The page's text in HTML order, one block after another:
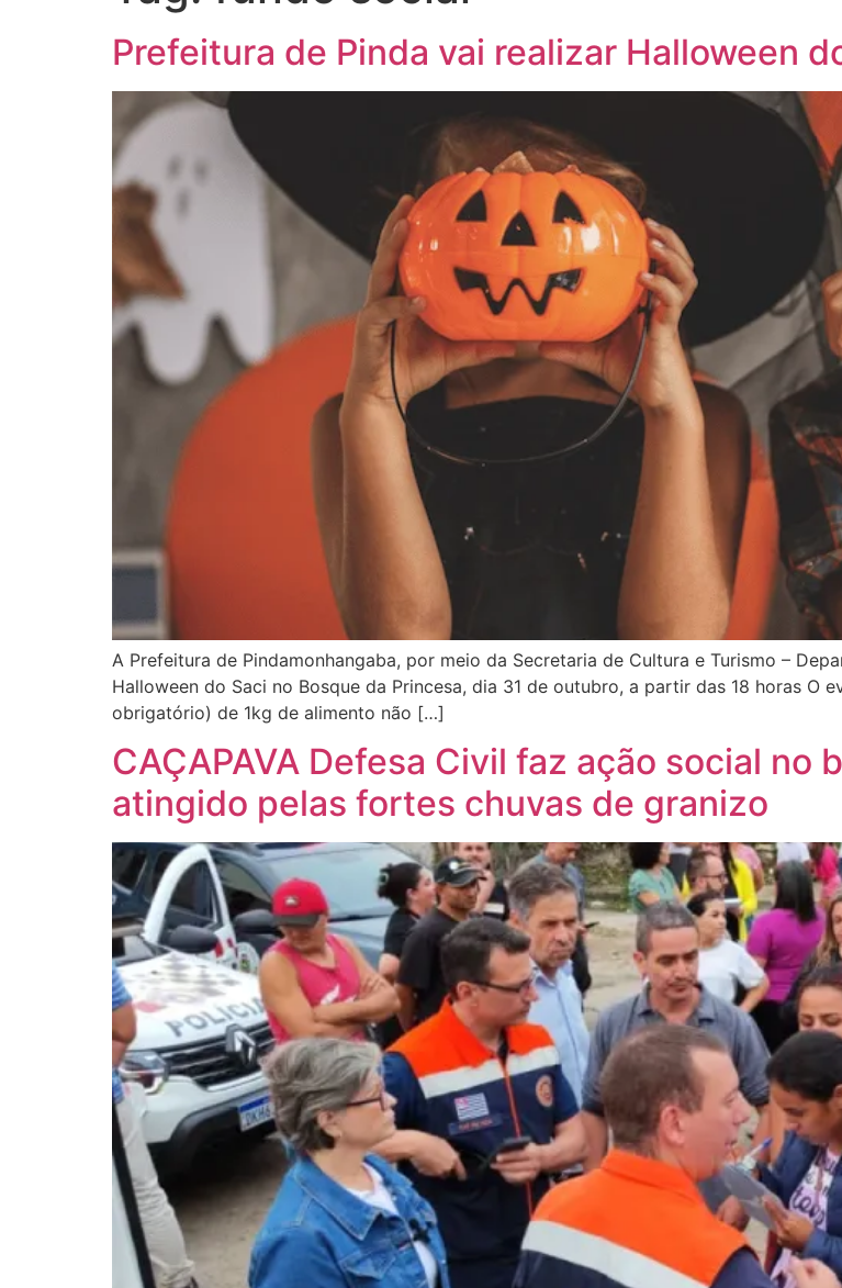
Prefeitura de Pinda vai realizar Halloween
A Prefeitura de Pindamonhangaba, por meio da Secretaria de Cultura e Turismo –
Halloween do Saci no Bosque da Princesa, dia 31 de outubro, a partir das 18 horas
obrigatório) de 1kg de alimento não […]
CAÇAPAVA Defesa Civil faz ação social no
atingido pelas fortes chuvas de granizo